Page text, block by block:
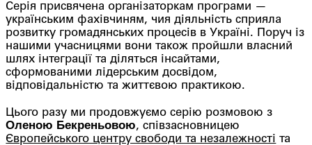
Серія присвячена організаторкам програми —
українським фахівчиням, чия діяльність сприяла
розвитку громадянських процесів в Україні. Поруч із
нашими учасницями вони також пройшли власний
шлях інтеграції та діляться інсайтами,
сформованими лідерським досвідом,
відповідальністю та життєвою практикою.
Цього разу ми продовжуємо серію розмовою з
Оленою Бекреньовою, співзасновницею
Європейського центру свободи та незалежності та